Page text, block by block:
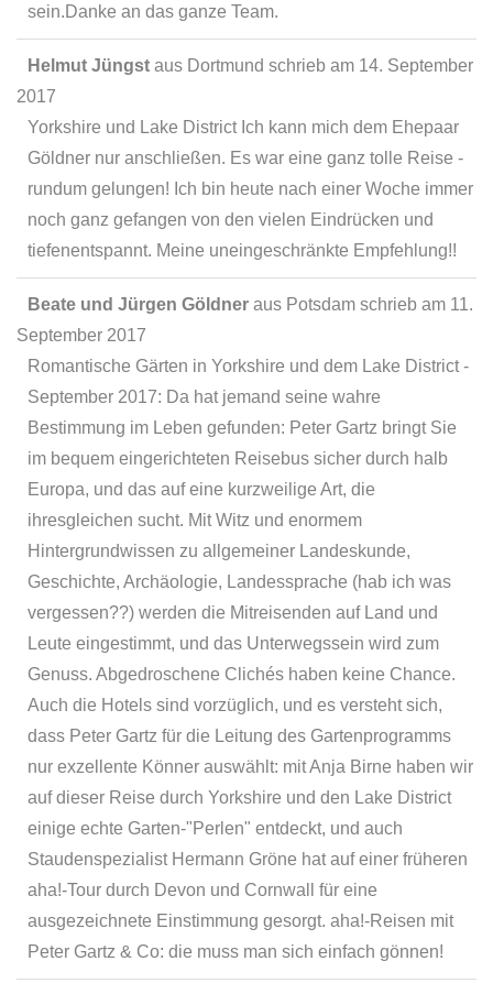
sein.Danke an das ganze Team.
Helmut Jüngst aus Dortmund schrieb am 14. September
2017
Yorkshire und Lake District Ich kann mich dem Ehepaar
Göldner nur anschließen. Es war eine ganz tolle Reise -
rundum gelungen! Ich bin heute nach einer Woche immer
noch ganz gefangen von den vielen Eindrücken und
tiefenentspannt. Meine uneingeschränkte Empfehlung!!
Beate und Jürgen Göldner aus Potsdam schrieb am 11.
September 2017
Romantische Gärten in Yorkshire und dem Lake District -
September 2017: Da hat jemand seine wahre
Bestimmung im Leben gefunden: Peter Gartz bringt Sie
im bequem eingerichteten Reisebus sicher durch halb
Europa, und das auf eine kurzweilige Art, die
ihresgleichen sucht. Mit Witz und enormem
Hintergrundwissen zu allgemeiner Landeskunde,
Geschichte, Archäologie, Landessprache (hab ich was
vergessen??) werden die Mitreisenden auf Land und
Leute eingestimmt, und das Unterwegssein wird zum
Genuss. Abgedroschene Clichés haben keine Chance.
Auch die Hotels sind vorzüglich, und es versteht sich,
dass Peter Gartz für die Leitung des Gartenprogramms
nur exzellente Könner auswählt: mit Anja Birne haben wir
auf dieser Reise durch Yorkshire und den Lake District
einige echte Garten-"Perlen" entdeckt, und auch
Staudenspezialist Hermann Gröne hat auf einer früheren
aha!-Tour durch Devon und Cornwall für eine
ausgezeichnete Einstimmung gesorgt. aha!-Reisen mit
Peter Gartz & Co: die muss man sich einfach gönnen!